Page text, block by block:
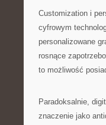
Customization i
cyfrowym
personalizowane
rosnące
to możliwość
Paradoksalnie,
znaczenie jako